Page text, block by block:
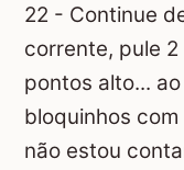
22 - Continue
corrente, pule
pontos alto...
bloquinhos
não estou